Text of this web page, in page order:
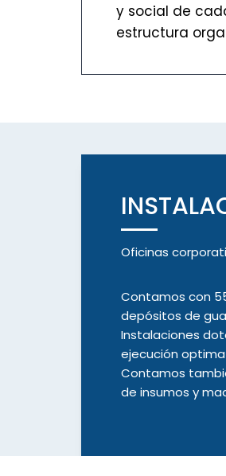
y social de
estructura
Oficinas
Contamos con
depósitos de
Instalaciones
ejecución
Contamos
de insumos y